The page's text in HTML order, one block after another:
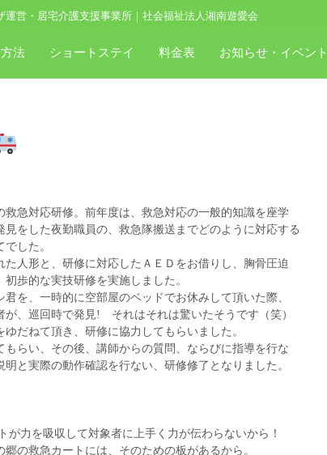
営・居宅介護支援事業所｜社会福祉法人湘南遊愛会
法 ショートステイ 料金表 お知らせ・イベント
急対応研修。前年度は、救急対応の一般的知識を座学
をした夜勤職員の、救急隊搬送までどのように対応する
した。
人形と、研修に対応したＡＥＤをお借りし、胸骨圧迫
歩的な実技研修を実施しました。
を、一時的に空部屋のベッドでお休みして頂いた際、
、巡回時で発見! それはそれは驚いたそうです（笑）
だねて頂き、研修に協力してもらいました。
らい、その後、講師からの質問、ならびに指導を行な
と実際の動作確認を行ない、研修修了となりました。
が力を吸収して対象者に上手く力が伝わらないから！
の救急カートには、そのための板があるから。